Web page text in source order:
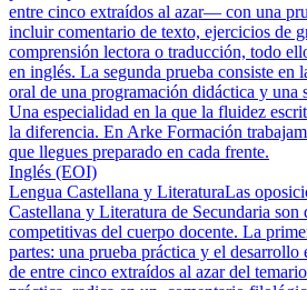
entre cinco extraídos al azar— con una
incluir comentario de texto, ejercicios de
comprensión lectora o traducción, todo
en inglés. La segunda prueba consiste en
oral de una programación didáctica y una
Una especialidad en la que la fluidez
la diferencia. En Arke Formación
que llegues preparado en cada frente.
Inglés (EOI)
Lengua Castellana y LiteraturaLas
Castellana y Literatura de Secundaria son
competitivas del cuerpo docente. La
partes: una prueba práctica y el desarrollo
de entre cinco extraídos al azar del